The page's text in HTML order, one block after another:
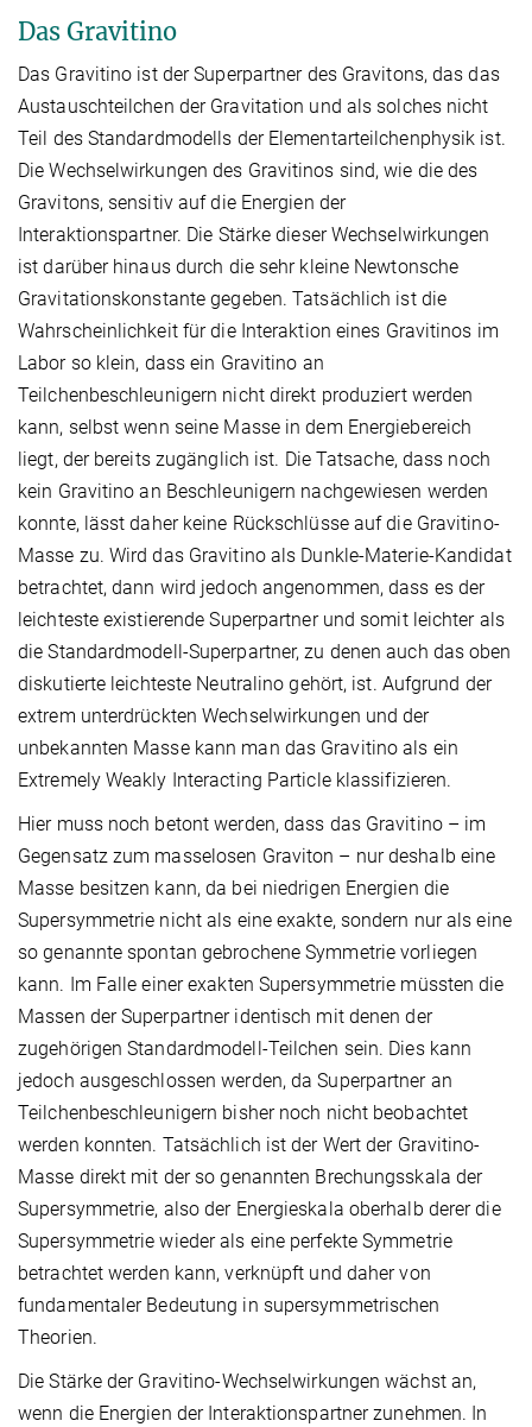
Das Gravitino
Das Gravitino ist der Superpartner des Gravitons, das das
Austauschteilchen der Gravitation und als solches nicht
Teil des Standardmodells der Elementarteilchenphysik ist.
Die Wechselwirkungen des Gravitinos sind, wie die des
Gravitons, sensitiv auf die Energien der
Interaktionspartner. Die Stärke dieser Wechselwirkungen
ist darüber hinaus durch die sehr kleine Newtonsche
Gravitationskonstante gegeben. Tatsächlich ist die
Wahrscheinlichkeit für die Interaktion eines Gravitinos im
Labor so klein, dass ein Gravitino an
Teilchenbeschleunigern nicht direkt produziert werden
kann, selbst wenn seine Masse in dem Energiebereich
liegt, der bereits zugänglich ist. Die Tatsache, dass noch
kein Gravitino an Beschleunigern nachgewiesen werden
konnte, lässt daher keine Rückschlüsse auf die Gravitino-
Masse zu. Wird das Gravitino als Dunkle-Materie-Kandidat
betrachtet, dann wird jedoch angenommen, dass es der
leichteste existierende Superpartner und somit leichter als
die Standardmodell-Superpartner, zu denen auch das oben
diskutierte leichteste Neutralino gehört, ist. Aufgrund der
extrem unterdrückten Wechselwirkungen und der
unbekannten Masse kann man das Gravitino als ein
Extremely Weakly Interacting Particle klassifizieren.
Hier muss noch betont werden, dass das Gravitino – im
Gegensatz zum masselosen Graviton – nur deshalb eine
Masse besitzen kann, da bei niedrigen Energien die
Supersymmetrie nicht als eine exakte, sondern nur als eine
so genannte spontan gebrochene Symmetrie vorliegen
kann. Im Falle einer exakten Supersymmetrie müssten die
Massen der Superpartner identisch mit denen der
zugehörigen Standardmodell-Teilchen sein. Dies kann
jedoch ausgeschlossen werden, da Superpartner an
Teilchenbeschleunigern bisher noch nicht beobachtet
werden konnten. Tatsächlich ist der Wert der Gravitino-
Masse direkt mit der so genannten Brechungsskala der
Supersymmetrie, also der Energieskala oberhalb derer die
Supersymmetrie wieder als eine perfekte Symmetrie
betrachtet werden kann, verknüpft und daher von
fundamentaler Bedeutung in supersymmetrischen
Theorien.
Die Stärke der Gravitino-Wechselwirkungen wächst an,
wenn die Energien der Interaktionspartner zunehmen. In